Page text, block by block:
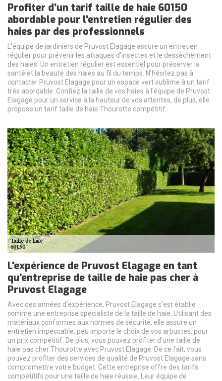
Profiter d’un tarif taille de haie 60150
abordable pour l'entretien régulier des
haies par des professionnels
L'équipe de jardiniers de Pruvost Elagage assure un entretien
régulier pour prévenir les attaques d'insectes et le dessèchement
des haies. Un entretien régulier est essentiel pour préserver la
santé et la beauté des haies au fil du temps. N’hésitez pas à
contacter Pruvost Elagage pour un espace vert sublime à un tarif
très abordable. Confiez la taille de vos haies à l'équipe de Pruvost
Elagage pour un service à la hauteur de vos attentes, de plus, elle
propose un tarif taille de haie Thourotte compétitif.
L'expérience de Pruvost Elagage en tant
qu'entreprise de taille de haie pas cher à
Pruvost Elagage
Avec des années d'expérience, Pruvost Elagage s'est établie
comme une entreprise spécialiste de la taille de haie. Utilisant des
matériaux conformes aux normes de sécurité, elle assure un
entretien impeccable, peu importe le choix de vos arbustes, pour
un prix compétitif. De plus, vous pouvez profiter d’une taille de
haie pas cher Thourotte avec Pruvost Elagage. De ce fait, vous
pouvez profiter des services de qualité de Pruvost Elagage sans
compromettre votre budget. Cette entreprise offre des tarifs
compétitifs pour une taille de haie réussie. Leur équipe de